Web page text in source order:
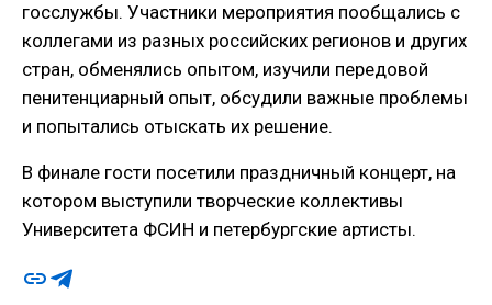
госслужбы. Участники мероприятия пообщались с
коллегами из разных российских регионов и других
стран, обменялись опытом, изучили передовой
пенитенциарный опыт, обсудили важные проблемы
и попытались отыскать их решение.
В финале гости посетили праздничный концерт, на
котором выступили творческие коллективы
Университета ФСИН и петербургские артисты.